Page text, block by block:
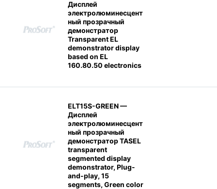
Дисплей
электролюминесцент
ный прозрачный
демонстратор
Transparent EL
demonstrator display
based on EL
160.80.50 electronics
ELT15S-GREEN —
Дисплей
электролюминесцент
ный прозрачный
демонстратор TASEL
transparent
segmented display
demonstrator, Plug-
and-play, 15
segments, Green color